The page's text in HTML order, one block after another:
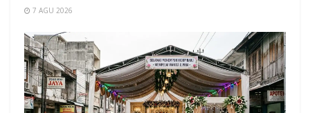
7 AGU 2026